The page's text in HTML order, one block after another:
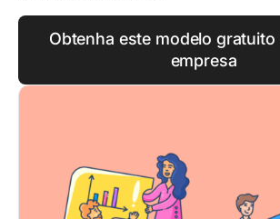
Obtenha este modelo gratuito
empresa